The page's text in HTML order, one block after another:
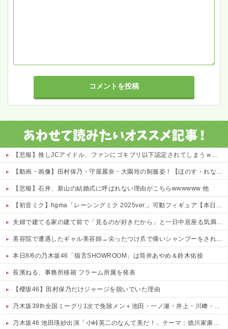
【悲報】推しJCアイドル、ファンにゴキブリ以下認定されてしまうｗｗｗｗ 他
【動画・画像】田村保乃・守屋麗奈・大園玲の制服姿！【ほのす・れなぁ・ぞの】【櫻坂46】 他
【悲報】石井、新山の結婚式に呼ばれない理由がこちらwwwwww 他
【初音ミク】figma「レーシングミク 2025ver.」可動フィギュア【本日発売】
夫婦で建てる家の建て前で「見るのが好きだから」と一日中居座る気満々の義両親…地鎮祭でお金の話やケチをつけてきた前科があり不安しかない←見るのが好きとか完全に野次馬の思考
美容院で遭遇したギャル美容師→尖ったつけ爪で痛いシャンプーをされ、仕事の愚痴には「月8日休み！？贅沢〜！」と連連呼…プロ意識ゼロの身だしなみと、客に嫉妬してマウントを取ってくるのが不快すぎ・・・
本日8/6の乃木坂46「猫舌SHOWROOM」は筒井あやめ＆鈴木佑捺
長濱ねる、事務所移籍 フラーム所属を発表
【櫻坂46】田村保乃だけジャージを脱いでいた理由
乃木坂39th全国ミーグリ1次で免除メン＋池田・一ノ瀬・井上・川﨑・菅原・中西が全完売
乃木坂46 池田瑛紗出演「小峠英二のなんて美だ！」テーマ：徳川家康【2025.8.5 24:00〜 TOKYO MX】